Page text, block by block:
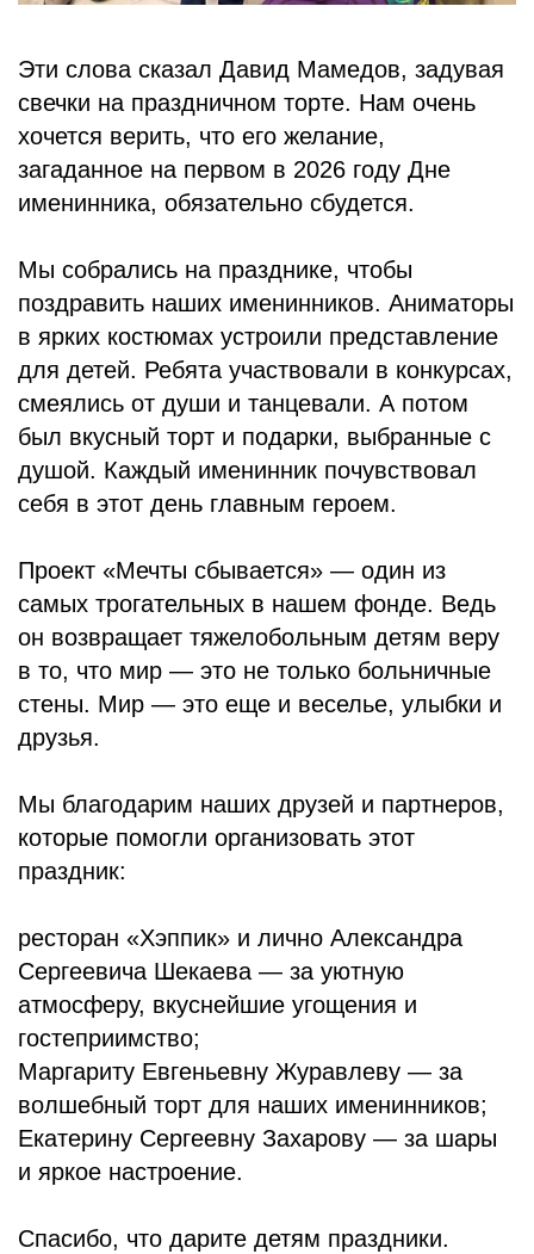
Эти слова сказал Давид Мамедов, задувая
свечки на праздничном торте. Нам очень
хочется верить, что его желание,
загаданное на первом в 2026 году Дне
именинника, обязательно сбудется.
Мы собрались на празднике, чтобы
поздравить наших именинников. Аниматоры
в ярких костюмах устроили представление
для детей. Ребята участвовали в конкурсах,
смеялись от души и танцевали. А потом
был вкусный торт и подарки, выбранные с
душой. Каждый именинник почувствовал
себя в этот день главным героем.
Проект «Мечты сбывается» — один из
самых трогательных в нашем фонде. Ведь
он возвращает тяжелобольным детям веру
в то, что мир — это не только больничные
стены. Мир — это еще и веселье, улыбки и
друзья.
Мы благодарим наших друзей и партнеров,
которые помогли организовать этот
праздник:
ресторан «Хэппик» и лично Александра
Сергеевича Шекаева — за уютную
атмосферу, вкуснейшие угощения и
гостеприимство;
Маргариту Евгеньевну Журавлеву — за
волшебный торт для наших именинников;
Екатерину Сергеевну Захарову — за шары
и яркое настроение.
Спасибо, что дарите детям праздники.